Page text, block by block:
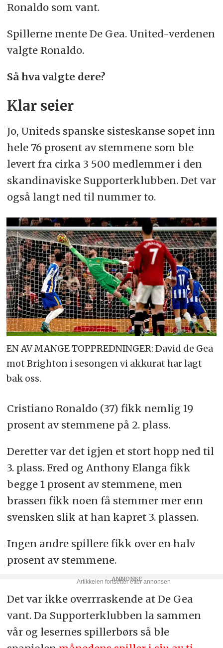
Ronaldo som vant.
Spillerne mente De Gea. United-verdenen
valgte Ronaldo.
Så hva valgte dere?
Klar seier
Jo, Uniteds spanske sisteskanse sopet inn
hele 76 prosent av stemmene som ble
levert fra cirka 3 500 medlemmer i den
skandinaviske Supporterklubben. Det var
også langt ned til nummer to.
EN AV MANGE TOPPREDNINGER: David de Gea
mot Brighton i sesongen vi akkurat har lagt
bak oss.
Cristiano Ronaldo (37) fikk nemlig 19
prosent av stemmene på 2. plass.
Deretter var det igjen et stort hopp ned til
3. plass. Fred og Anthony Elanga fikk
begge 1 prosent av stemmene, men
brassen fikk noen få stemmer mer enn
svensken slik at han kapret 3. plassen.
Ingen andre spillere fikk over en halv
prosent av stemmene.
Det var ikke overrraskende at De Gea
vant. Da Supporterklubben la sammen
vår og lesernes spillerbørs så ble